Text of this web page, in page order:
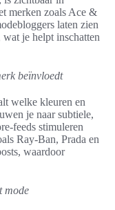
merken zoals Ace &
laten zien
je helpt inschatten
beïnvloedt
welke kleuren en
je naar subtiele,
feeds stimuleren
Ray-Ban, Prada en
waardoor
mode